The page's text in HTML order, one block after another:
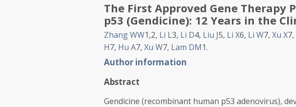
The First Approved Gene Therapy
p53 (Gendicine): 12 Years in the
Zhang WW1,2, Li L3, Li D4, Liu J5, Li X6, Li W7, Xu X7,
H7, Hu A7, Xu W7, Lam DM1.
Author information
Abstract
Gendicine (recombinant human p53 adenovirus),